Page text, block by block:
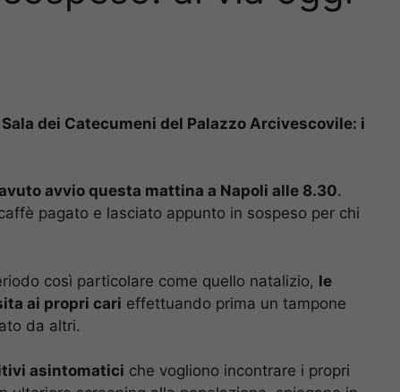
dei Catecumeni del Palazzo Arcivescovile: i
avvio questa mattina a Napoli alle 8.30.
pagato e lasciato appunto in sospeso per chi
così particolare come quello natalizio, le
ai propri cari effettuando prima un tampone
da altri.
asintomatici che vogliono incontrare i propri